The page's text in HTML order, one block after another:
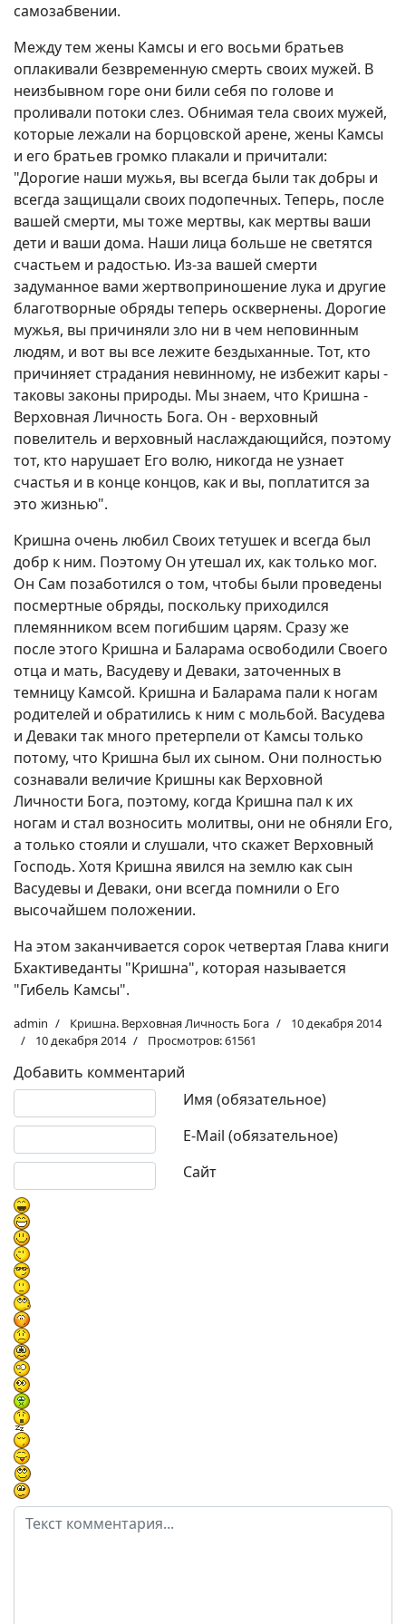
самозабвении.
Между тем жены Камсы и его восьми братьев
оплакивали безвременную смерть своих мужей. В
неизбывном горе они били себя по голове и
проливали потоки слез. Обнимая тела своих мужей,
которые лежали на борцовской арене, жены Камсы
и его братьев громко плакали и причитали:
"Дорогие наши мужья, вы всегда были так добры и
всегда защищали своих подопечных. Теперь, после
вашей смерти, мы тоже мертвы, как мертвы ваши
дети и ваши дома. Наши лица больше не светятся
счастьем и радостью. Из-за вашей смерти
задуманное вами жертвоприношение лука и другие
благотворные обряды теперь осквернены. Дорогие
мужья, вы причиняли зло ни в чем неповинным
людям, и вот вы все лежите бездыханные. Тот, кто
причиняет страдания невинному, не избежит кары -
таковы законы природы. Мы знаем, что Кришна -
Верховная Личность Бога. Он - верховный
повелитель и верховный наслаждающийся, поэтому
тот, кто нарушает Его волю, никогда не узнает
счастья и в конце концов, как и вы, поплатится за
это жизнью".
Кришна очень любил Своих тетушек и всегда был
добр к ним. Поэтому Он утешал их, как только мог.
Он Сам позаботился о том, чтобы были проведены
посмертные обряды, поскольку приходился
племянником всем погибшим царям. Сразу же
после этого Кришна и Баларама освободили Своего
отца и мать, Васудеву и Деваки, заточенных в
темницу Камсой. Кришна и Баларама пали к ногам
родителей и обратились к ним с мольбой. Васудева
и Деваки так много претерпели от Камсы только
потому, что Кришна был их сыном. Они полностью
сознавали величие Кришны как Верховной
Личности Бога, поэтому, когда Кришна пал к их
ногам и стал возносить молитвы, они не обняли Его,
а только стояли и слушали, что скажет Верховный
Господь. Хотя Кришна явился на землю как сын
Васудевы и Деваки, они всегда помнили о Его
высочайшем положении.
На этом заканчивается сорок четвертая Глава книги
Бхактиведанты "Кришна", которая называется
"Гибель Камсы".
admin Кришна. Верховная Личность Бога
10 декабря 2014
10 декабря 2014
Просмотров: 61561
Добавить комментарий
Имя (обязательное)
E-Mail (обязательное)
Сайт
Текст комментария